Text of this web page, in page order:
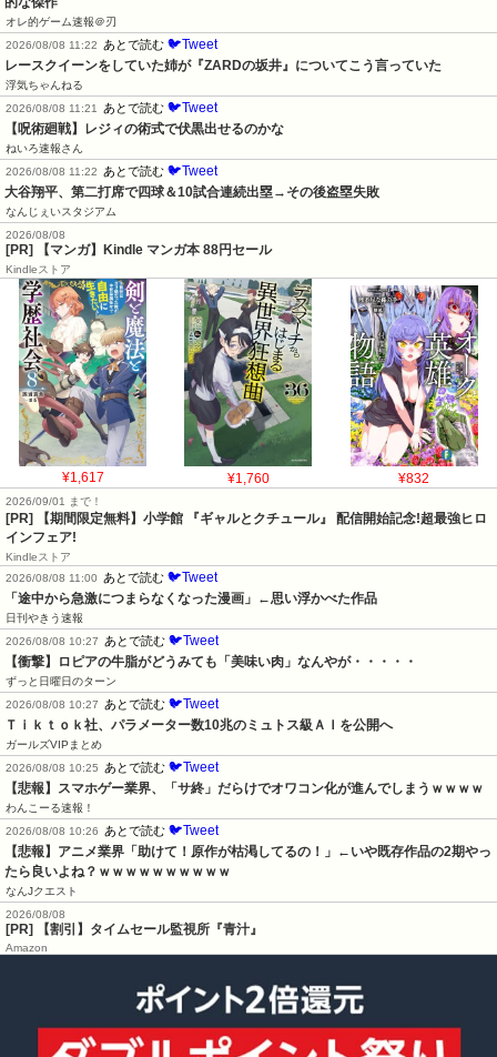
オレ的ゲーム速報＠刃
2026/08/08 11:22
あとで読む 🐦Tweet
レースクイーンをしていた姉が『ZARDの坂井』についてこう言っていた
浮気ちゃんねる
2026/08/08 11:21
あとで読む 🐦Tweet
【呪術廻戦】レジィの術式で伏黒出せるのかな
ねいろ速報さん
2026/08/08 11:22
あとで読む 🐦Tweet
大谷翔平、第二打席で四球＆10試合連続出塁→その後盗塁失敗
なんじぇいスタジアム
2026/08/08
[PR] 【マンガ】Kindle マンガ本 88円セール
Kindleストア
¥1,617 ¥1,760 ¥832
2026/09/01 まで！
[PR] 【期間限定無料】小学館 『ギャルとクチュール』 配信開始記念!超最強ヒロ
インフェア!
Kindleストア
2026/08/08 11:00
あとで読む 🐦Tweet
「途中から急激につまらなくなった漫画」←思い浮かべた作品
日刊やきう速報
2026/08/08 10:27
あとで読む 🐦Tweet
【衝撃】ロピアの牛脂がどうみても「美味い肉」なんやが・・・・・
ずっと日曜日のターン
2026/08/08 10:27
あとで読む 🐦Tweet
Ｔｉｋｔｏｋ社、パラメーター数10兆のミュトス級ＡＩを公開へ
ガールズVIPまとめ
2026/08/08 10:25
あとで読む 🐦Tweet
【悲報】スマホゲー業界、「サ終」だらけでオワコン化が進んでしまうｗｗｗｗ
わんこーる速報！
2026/08/08 10:26
あとで読む 🐦Tweet
【悲報】アニメ業界「助けて！原作が枯渇してるの！」←いや既存作品の2期やっ
たら良いよね？ｗｗｗｗｗｗｗｗｗｗ
なんJクエスト
2026/08/08
[PR] 【割引】タイムセール監視所『青汁』
Amazon